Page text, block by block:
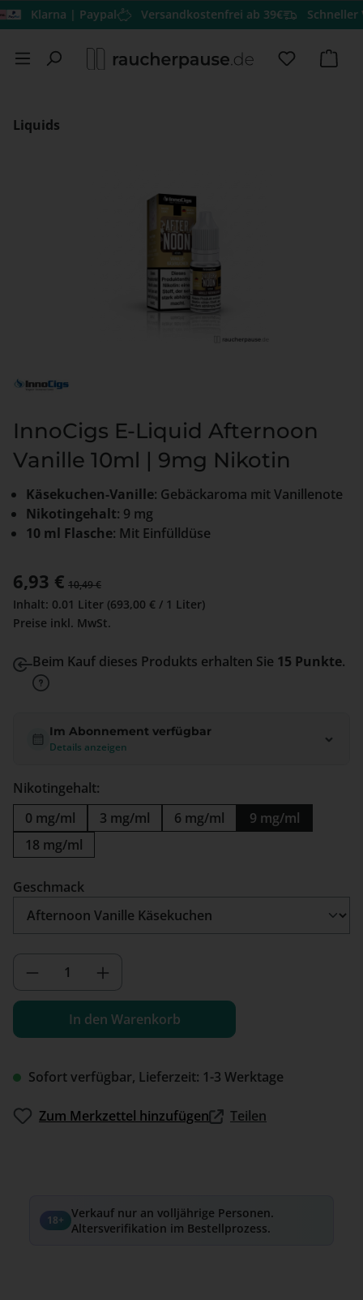
Zum Hauptinhalt springen
Klarna | Paypal Versandkostenfrei ab 39€ Schneller
Du hast
Liquids
InnoCigs E-Liquid Afternoon
Vanille 10ml | 9mg Nikotin
Käsekuchen-Vanille: Gebäckaroma mit Vanillenote
Nikotingehalt: 9 mg
10 ml Flasche: Mit Einfülldüse
Verkaufspreis:
6,93 € Regulärer Preis:
10,49 €
Inhalt: 0.01 Liter (693,00 € / 1 Liter)
Preise inkl. MwSt.
Beim Kauf dieses Produkts erhalten Sie 15 Punkte.
Im Abonnement verfügbar
Details anzeigen
Sofort verfügbar, Lieferzeit: 1-3 Werktage
Nikotingehalt:
0 mg/ml
3 mg/ml 6 mg/ml
9 mg/ml
18 mg/ml
Geschmack
Produkt Anzahl: Gib den
In den Warenkorb
Zum Merkzettel hinzufügen Teilen
18+ Verkauf nur an volljährige Personen.
Altersverifikation im Bestellprozess.